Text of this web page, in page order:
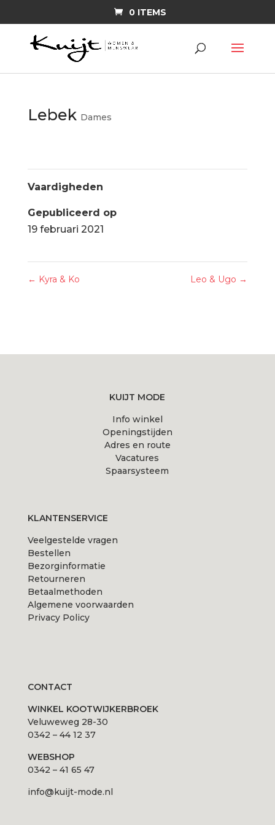
0 ITEMS
Lebek Dames
Vaardigheden
Gepubliceerd op
19 februari 2021
← Kyra & Ko Leo & Ugo →
KUIJT MODE
Info winkel
Openingstijden
Adres en route
Vacatures
Spaarsysteem
KLANTENSERVICE
Veelgestelde vragen
Bestellen
Bezorginformatie
Retourneren
Betaalmethoden
Algemene voorwaarden
Privacy Policy
CONTACT
WINKEL KOOTWIJKERBROEK
Veluweweg 28-30
0342 – 44 12 37
WEBSHOP
0342 – 41 65 47
info@kuijt-mode.nl